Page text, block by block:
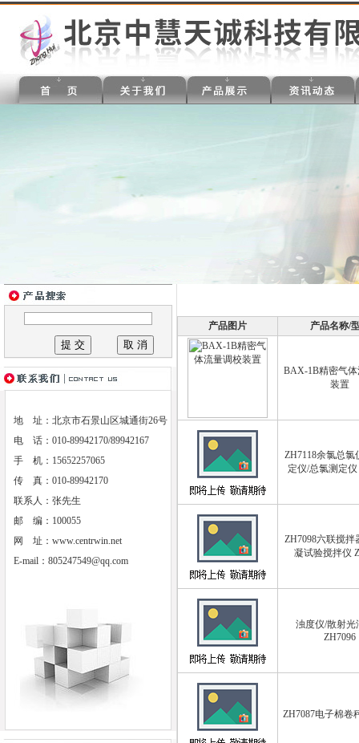
地 址：北京市石景山区城通街26号
电 话：010-89942170/89942167
手 机：15652257065
传 真：010-89942170
联系人：张先生
邮 编：100055
网 址： www.centrwin.net
E-mail： 805247549@qq.com
产品图片 产品名称/
BAX-1B精密气
装置
ZH7118余氯总氯
定仪/总氯测定仪
ZH7098六联搅拌
凝试验搅拌仪
浊度仪/散射光
ZH7096
ZH7087电子棉卷